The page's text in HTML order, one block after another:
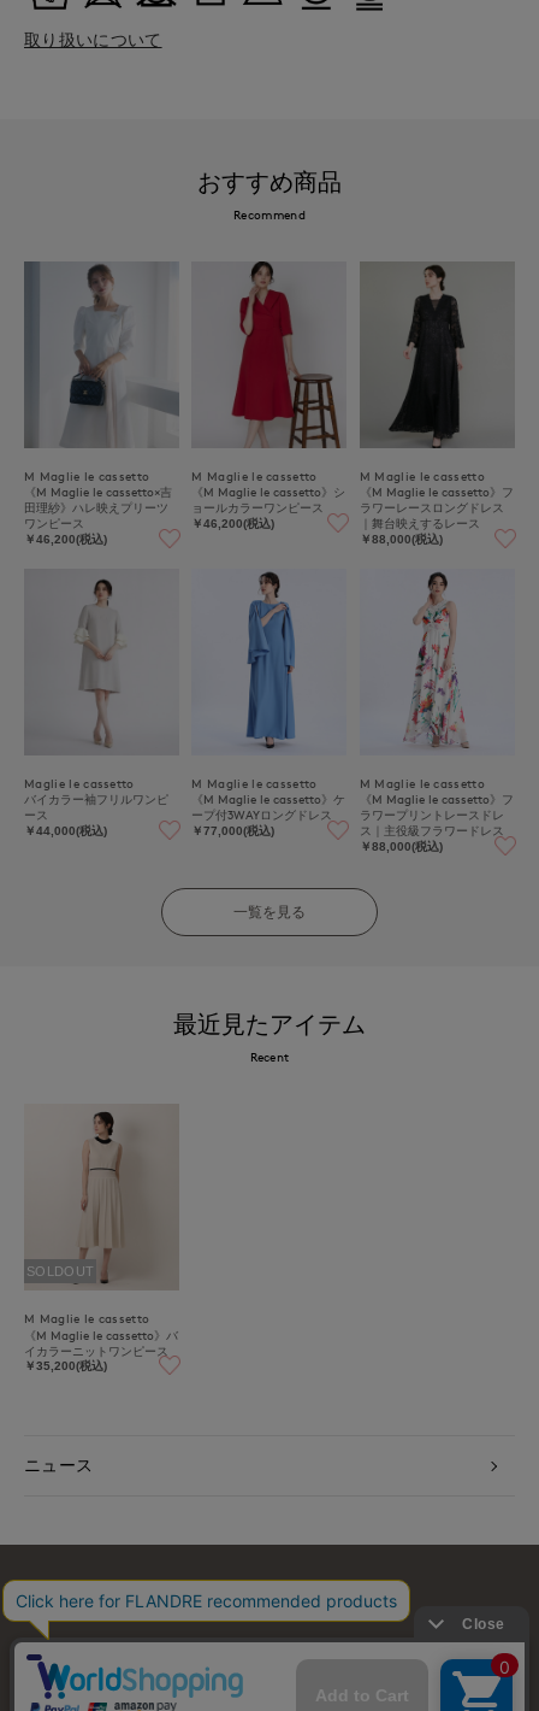
取り扱いについて
おすすめ商品
Recommend
M Maglie le cassetto
《M Maglie le cassetto×吉
田理紗》ハレ映えプリーツ
ワンピース
￥46,200(税込)
M Maglie le cassetto
《M Maglie le cassetto》シ
ョールカラーワンピース
￥46,200(税込)
M Maglie le cassetto
《M Maglie le cassetto》フ
ラワーレースロングドレス
｜舞台映えするレース
￥88,000(税込)
Maglie le cassetto
バイカラー袖フリルワンピ
ース
￥44,000(税込)
M Maglie le cassetto
《M Maglie le cassetto》ケ
ープ付3WAYロングドレス
￥77,000(税込)
M Maglie le cassetto
《M Maglie le cassetto》フ
ラワープリントレースドレ
ス｜主役級フラワードレス
￥88,000(税込)
一覧を見る
最近見たアイテム
Recent
SOLDOUT
M Maglie le cassetto
《M Maglie le cassetto》バ
イカラーニットワンピース
￥35,200(税込)
ニュース
お問い合わせ 利用規約 会社概要 プライバシーポリシー
特定商取引・古物営業法に基づく表示 店舗リスト